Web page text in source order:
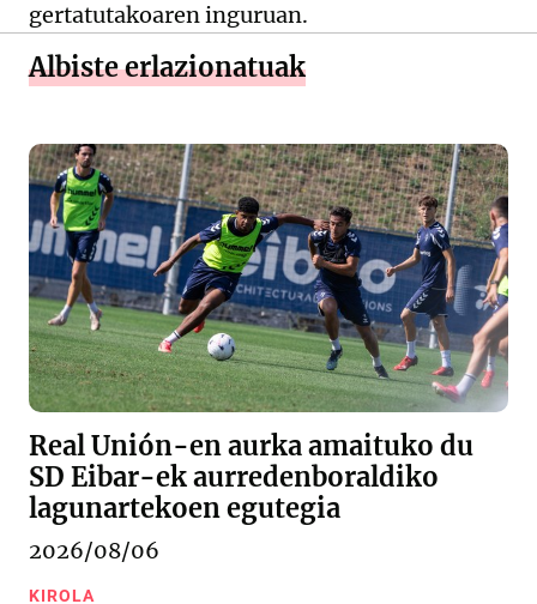
gertatutakoaren inguruan.
Albiste erlazionatuak
Real Unión-en aurka amaituko du
SD Eibar-ek aurredenboraldiko
lagunartekoen egutegia
2026/08/06
KIROLA